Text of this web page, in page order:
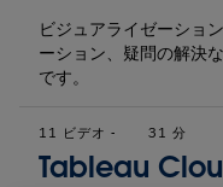
ビジュアライゼーショ
ーション、疑問の解決
です。
Tableau
11 ビデオ - 31 分